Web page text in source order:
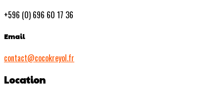
+596 (0) 696 60 17 36
Email
contact@cocokreyol.fr
Location